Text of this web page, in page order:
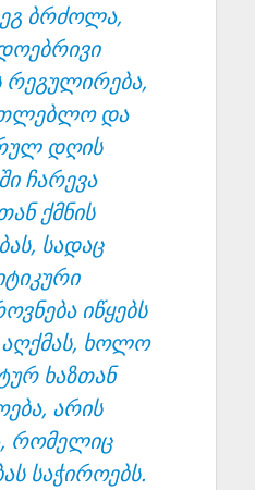
ბრძოლა,
რეგულირება,
და
დღის
ჩარევა
ქმნის
სადაც
იწყებს
ხოლო
ხაზთან
არის
რომელიც
საჭიროებს.